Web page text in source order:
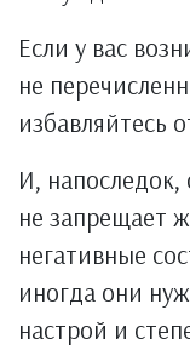
Если у вас
не
избавляйтесь
И, напоследок,
не запрещает
негативные
иногда они
настрой и